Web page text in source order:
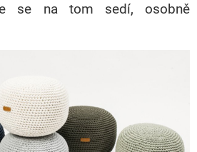
se na tom sedí, osobně